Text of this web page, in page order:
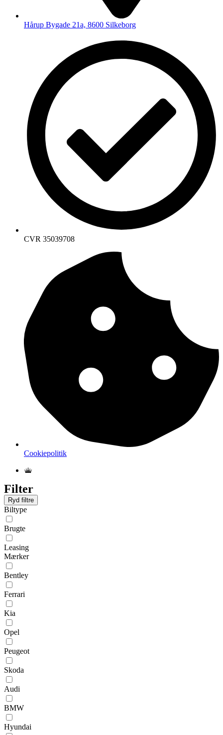
Hårup Bygade 21a, 8600 Silkeborg
CVR 35039708
Cookiepolitik
Filter
Ryd filtre
Biltype
Brugte
Leasing
Mærker
Bentley
Ferrari
Kia
Opel
Peugeot
Skoda
Audi
BMW
Hyundai